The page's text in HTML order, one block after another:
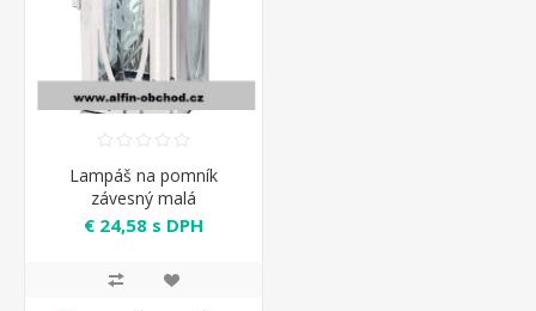
Lampáš na pomník
závesný malá
€ 24,58 s DPH